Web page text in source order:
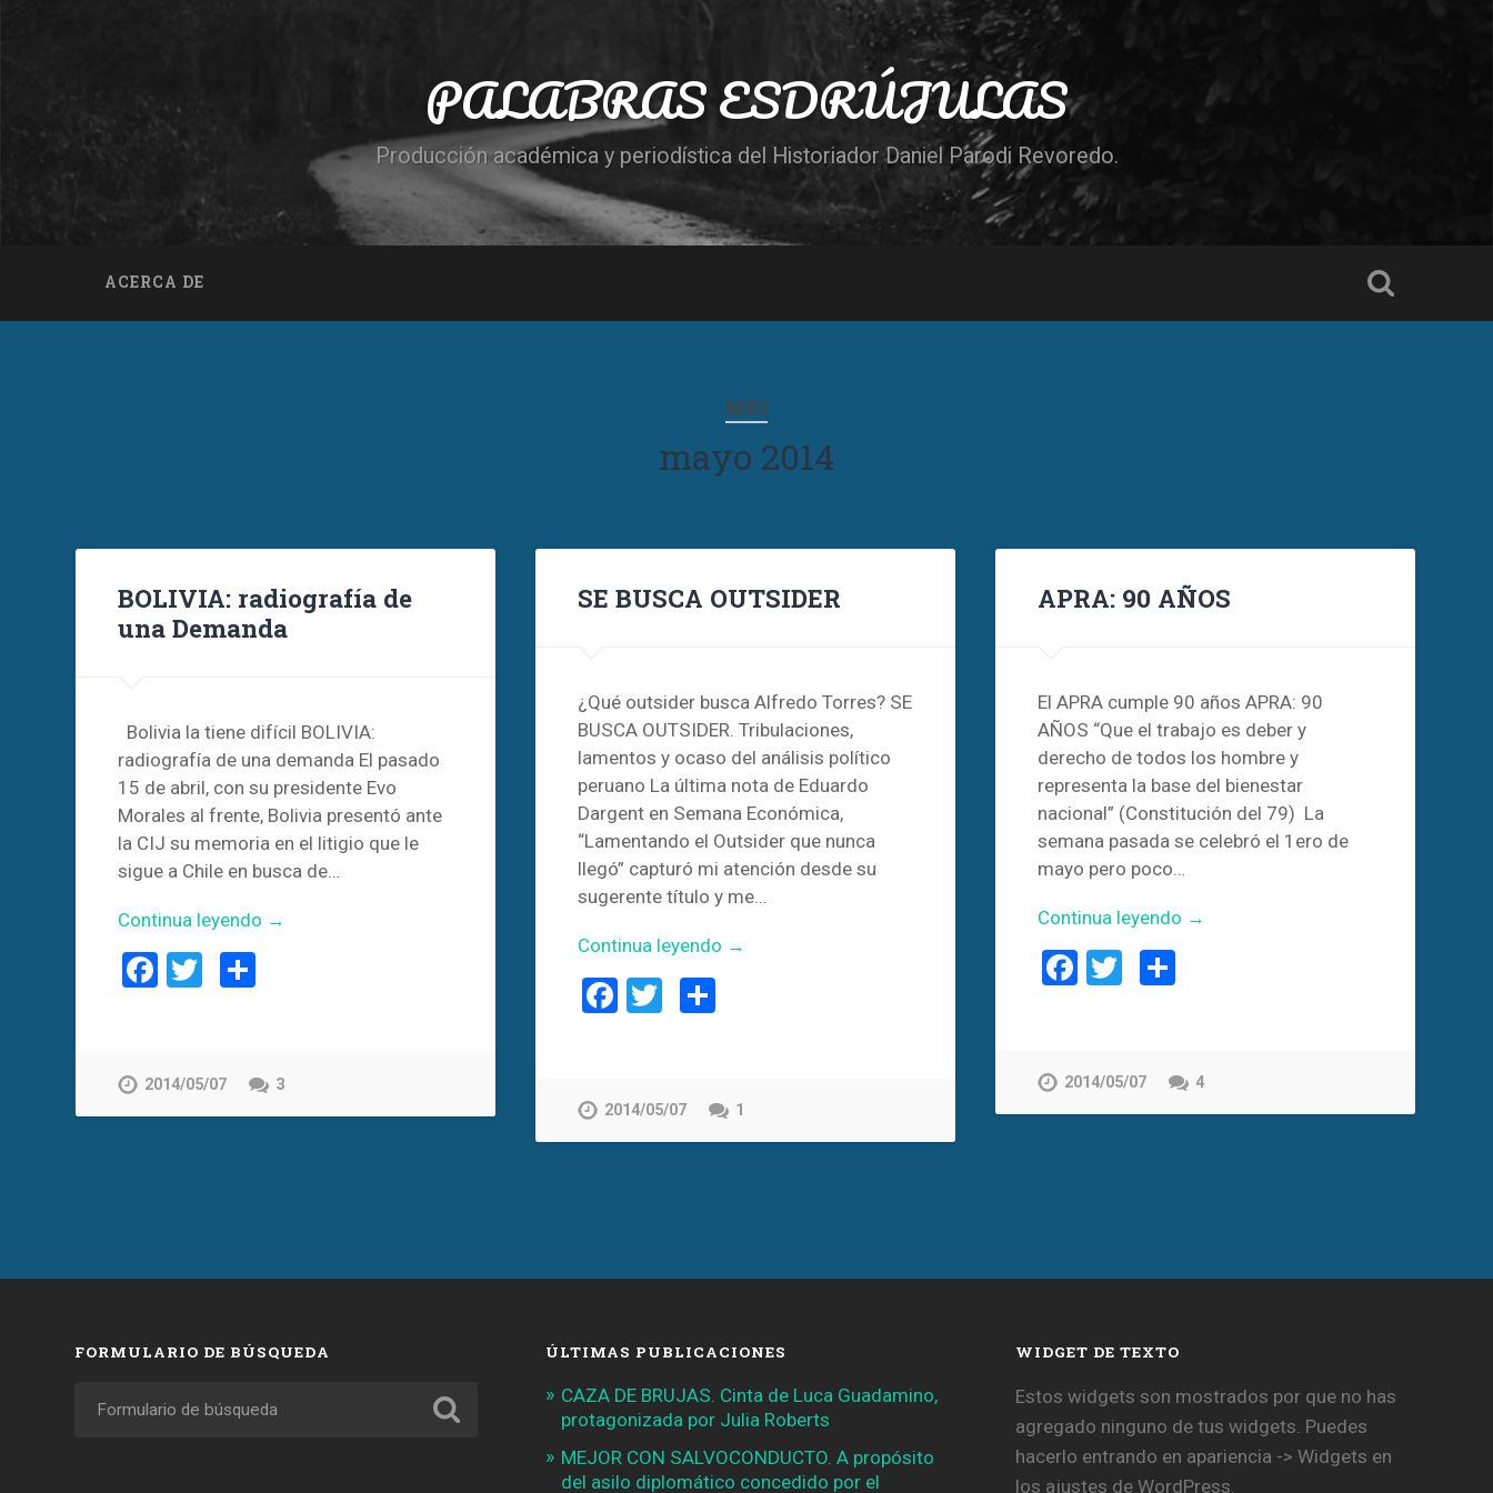
PALABRAS ESDRÚJULAS
Producción académica y periodística del Historiador Daniel Parodi Revoredo.
ACERCA DE
MES
mayo 2014
BOLIVIA: radiografía de
una Demanda
Bolivia la tiene difícil BOLIVIA:
radiografía de una demanda El pasado
15 de abril, con su presidente Evo
Morales al frente, Bolivia presentó ante
la CIJ su memoria en el litigio que le
sigue a Chile en busca de…
Continua leyendo →
Facebook
Twitter
2014/05/07 3
SE BUSCA OUTSIDER
¿Qué outsider busca Alfredo Torres? SE
BUSCA OUTSIDER. Tribulaciones,
lamentos y ocaso del análisis político
peruano La última nota de Eduardo
Dargent en Semana Económica,
“Lamentando el Outsider que nunca
llegó” capturó mi atención desde su
sugerente título y me…
Continua leyendo →
Facebook
Twitter
2014/05/07 1
APRA: 90 AÑOS
El APRA cumple 90 años APRA: 90
AÑOS “Que el trabajo es deber y
derecho de todos los hombre y
representa la base del bienestar
nacional” (Constitución del 79) La
semana pasada se celebró el 1ero de
mayo pero poco…
Continua leyendo →
Facebook
Twitter
2014/05/07 4
FORMULARIO DE BÚSQUEDA ÚLTIMAS PUBLICACIONES
CAZA DE BRUJAS. Cinta de Luca Guadamino,
protagonizada por Julia Roberts
MEJOR CON SALVOCONDUCTO. A propósito
del asilo diplomático concedido por el
WIDGET DE TEXTO
Estos widgets son mostrados por que no has
agregado ninguno de tus widgets. Puedes
hacerlo entrando en apariencia -> Widgets en
los ajustes de WordPress.